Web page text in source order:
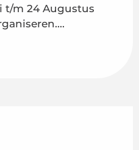
t/m 24 Augustus